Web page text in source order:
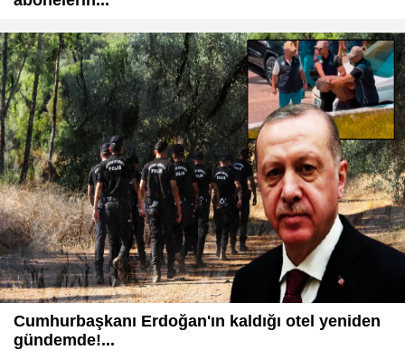
Cumhurbaşkanı Erdoğan'ın kaldığı otel yeniden
gündemde!...